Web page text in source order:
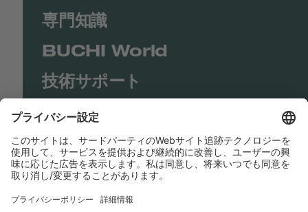
専門知識
BUCHI World
技術サポート
Shop
Contact us